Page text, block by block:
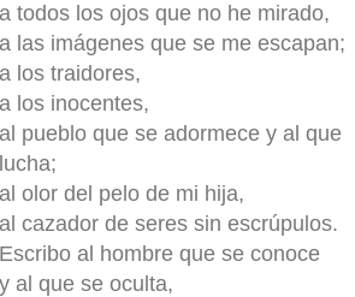
a todos los ojos que no he mirado,
a las imágenes que se me escapan;
a los traidores,
a los inocentes,
al pueblo que se adormece y al que
lucha;
al olor del pelo de mi hija,
al cazador de seres sin escrúpulos.
Escribo al hombre que se conoce
y al que se oculta,